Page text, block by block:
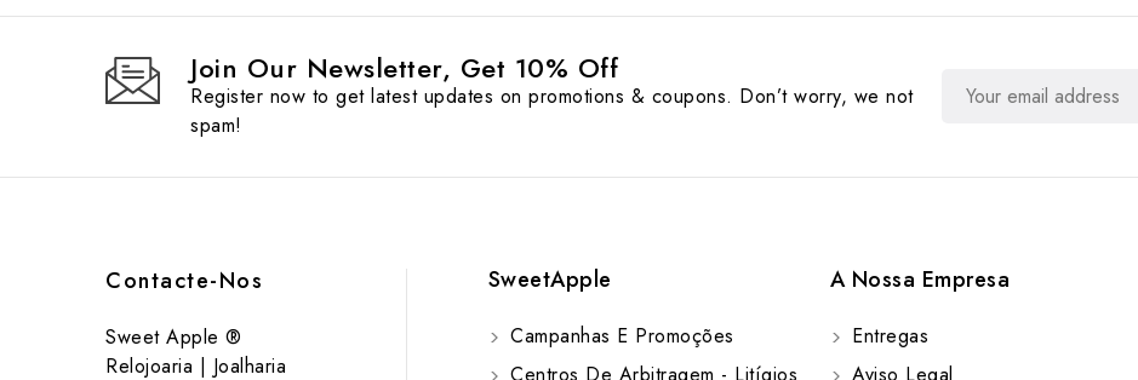
Join Our Newsletter, Get 10% Off
Register now to get latest updates on promotions & coupons. Don’t worry, we not
spam!
Contacte-Nos
Sweet Apple ®
Relojoaria | Joalharia
SweetApple
Campanhas E Promoções
Centros De Arbitragem - Litígios
A Nossa Empresa
Entregas
Aviso Legal